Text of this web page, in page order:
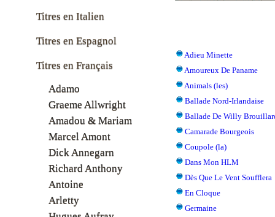
Adieu Minette
Amoureux De Paname
Animals (les)
Ballade Nord-Irlandaise
Ballade De Willy
Camarade Bourgeois
Coupole (la)
Dans Mon HLM
Dès Que Le Vent Soufflera
En Cloque
Germaine
Titres en Italien
Titres en Espagnol
Titres en Français
Adamo
Graeme Allwright
Amadou & Mariam
Marcel Amont
Dick Annegarn
Richard Anthony
Antoine
Arletty